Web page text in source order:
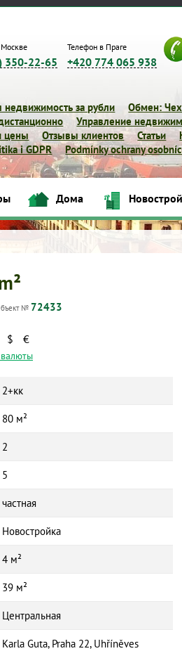
350-22-65
Телефон в Праге
+420 774 065 938
недвижимость за рубли
Обмен:
Управление
цены
Отзывы клиентов Статьи
i GDPR
Podmínky ochrany
Дома
№ 72433
$ €
2+кк
80 м²
2
5
частная
Новостройка
4 м²
39 м²
Центральная
Karla Guta, Praha 22, Uhříněves